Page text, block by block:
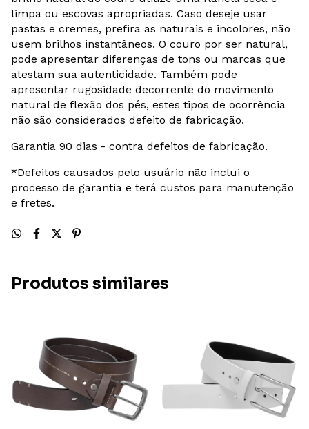
limpa ou escovas apropriadas. Caso deseje usar
pastas e cremes, prefira as naturais e incolores, não
usem brilhos instantâneos. O couro por ser natural,
pode apresentar diferenças de tons ou marcas que
atestam sua autenticidade. Também pode
apresentar rugosidade decorrente do movimento
natural de flexão dos pés, estes tipos de ocorrência
não são considerados defeito de fabricação.
Garantia 90 dias - contra defeitos de fabricação.
*Defeitos causados pelo usuário não inclui o
processo de garantia e terá custos para manutenção
e fretes.
Produtos similares